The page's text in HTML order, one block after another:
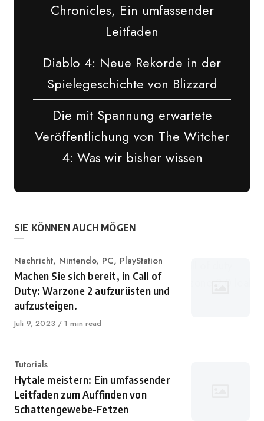
Chronicles, Ein umfassender
Leitfaden
Diablo 4: Neue Rekorde in der
Spielegeschichte von Blizzard
Die mit Spannung erwartete
Veröffentlichung von The Witcher
4: Was wir bisher wissen
SIE KÖNNEN AUCH MÖGEN
Kategorie
Nachricht, Nintendo, PC, PlayStation
Machen Sie sich bereit, in Call of
Duty: Warzone 2 aufzurüsten und
aufzusteigen.
Veröffentlicht
Juli 9, 2023 1 min read
Kategorie
Tutorials
Hytale meistern: Ein umfassender
Leitfaden zum Auffinden von
Schattengewebe-Fetzen